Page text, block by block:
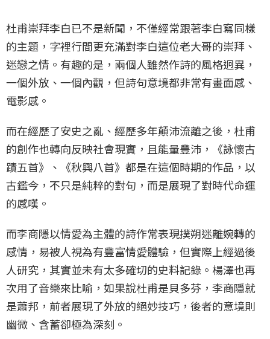
杜甫崇拜李白已不是新聞，不僅經常跟著李白寫同樣
的主題，字裡行間更充滿對李白這位老大哥的崇拜、
迷戀之情。有趣的是，兩個人雖然作詩的風格迥異，
一個外放、一個內觀，但詩句意境都非常有畫面感、
電影感。
而在經歷了安史之亂、經歷多年顛沛流離之後，杜甫
的創作也轉向反映社會現實，且能量豐沛，《詠懷古
蹟五首》、《秋興八首》都是在這個時期的作品，以
古鑑今，不只是純粹的對句，而是展現了對時代命運
的感嘆。
而李商隱以情愛為主體的詩作常表現撲朔迷離婉轉的
感情，易被人視為有豐富情愛體驗，但實際上經過後
人研究，其實並未有太多確切的史料記錄。楊澤也再
次用了音樂來比喻，如果說杜甫是貝多芬，李商隱就
是蕭邦，前者展現了外放的絕妙技巧，後者的意境則
幽微、含蓄卻極為深刻。